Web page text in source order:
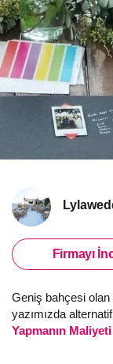
Firmayı
Geniş bahçesi
yazımızda
Yapmanın